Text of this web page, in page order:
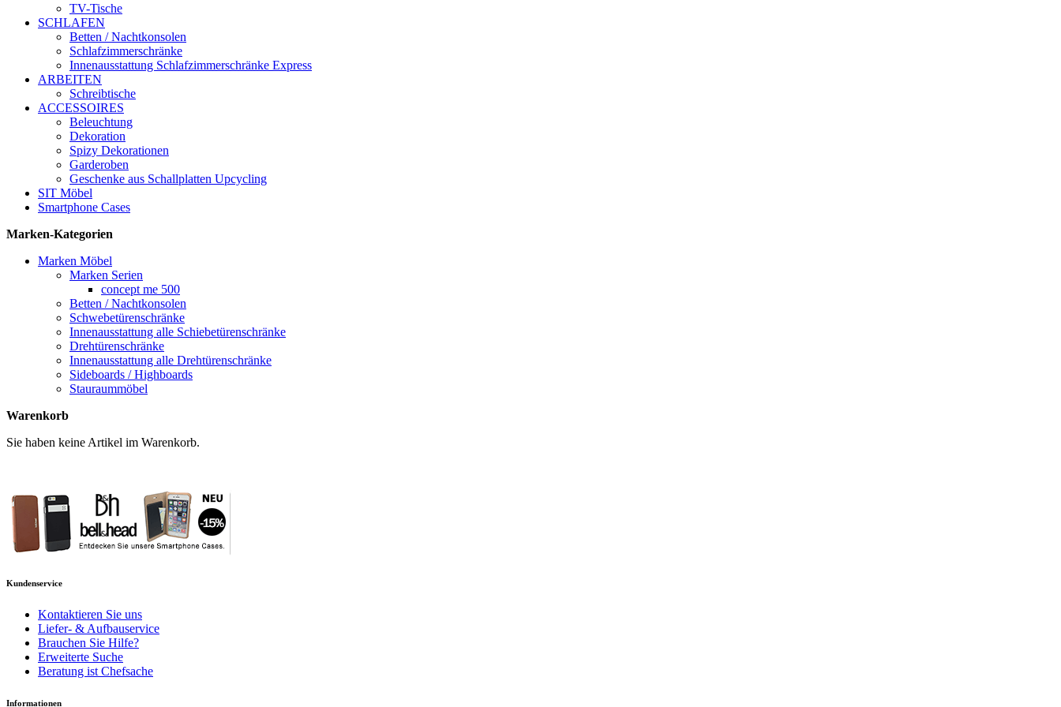
TV-Tische
SCHLAFEN
Betten / Nachtkonsolen
Schlafzimmerschränke
Innenausstattung Schlafzimmerschränke Express
ARBEITEN
Schreibtische
ACCESSOIRES
Beleuchtung
Dekoration
Spizy Dekorationen
Garderoben
Geschenke aus Schallplatten Upcycling
SIT Möbel
Smartphone Cases
Marken-Kategorien
Marken Möbel
Marken Serien
concept me 500
Betten / Nachtkonsolen
Schwebetürenschränke
Innenausstattung alle Schiebetürenschränke
Drehtürenschränke
Innenausstattung alle Drehtürenschränke
Sideboards / Highboards
Stauraummöbel
Warenkorb
Sie haben keine Artikel im Warenkorb.
Kundenservice
Kontaktieren Sie uns
Liefer- & Aufbauservice
Brauchen Sie Hilfe?
Erweiterte Suche
Beratung ist Chefsache
Informationen